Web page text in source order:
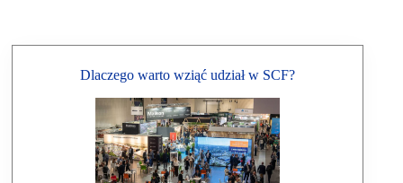
Dlaczego warto wziąć udział w SCF?